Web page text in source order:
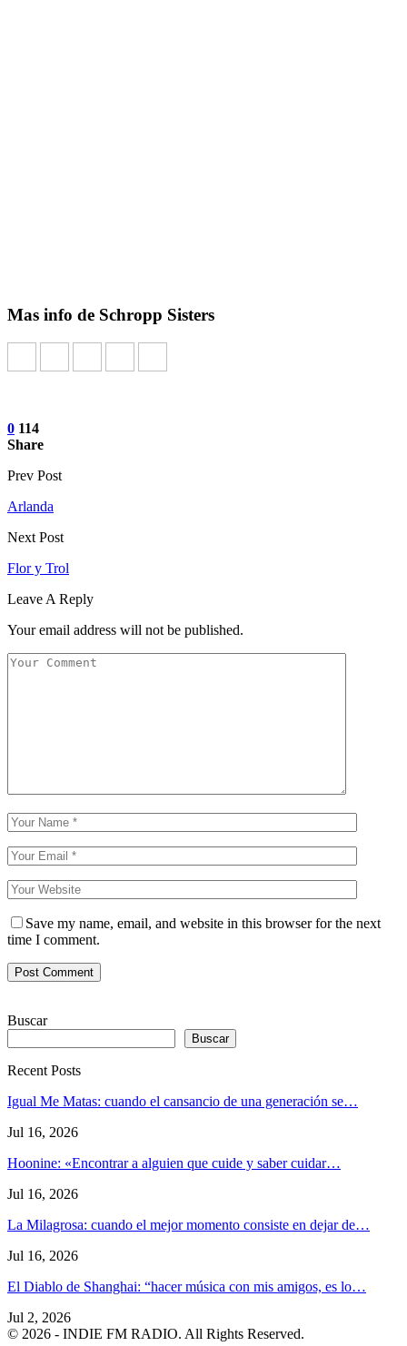
Mas info de Schropp Sisters
0 114
Share
Prev Post
Arlanda
Next Post
Flor y Trol
Leave A Reply
Your email address will not be published.
Save my name, email, and website in this browser for the next
time I comment.
Buscar
Buscar
Recent Posts
Igual Me Matas: cuando el cansancio de una generación se…
Jul 16, 2026
Hoonine: «Encontrar a alguien que cuide y saber cuidar…
Jul 16, 2026
La Milagrosa: cuando el mejor momento consiste en dejar de…
Jul 16, 2026
El Diablo de Shanghai: “hacer música con mis amigos, es lo…
Jul 2, 2026
© 2026 - INDIE FM RADIO. All Rights Reserved.